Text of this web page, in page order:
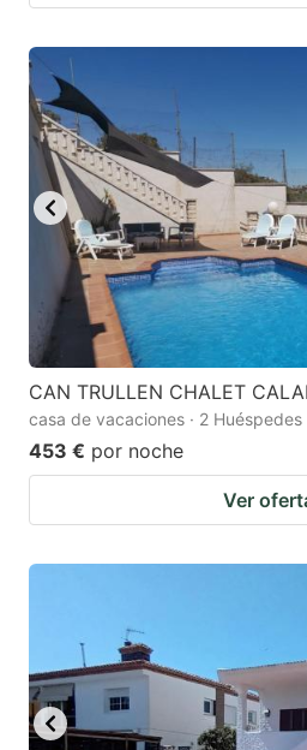
CAN TRULLEN CHALET
casa de vacaciones · 2 Huéspedes
453 € por noche
Ver